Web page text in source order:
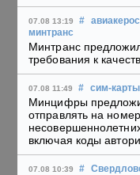
07.08 13:19 #
минтранс
Минтранс
требования к
07.08 11:49 # сим-карты
Минцифры
отправлять на
включая коды
07.08 10:39 #